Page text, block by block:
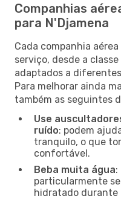
Companhias
para N'Djamena
Cada companhia
serviço, desde a
adaptados a
Para melhorar ainda
também as seguintes
Use
ruído: podem
tranquilo, o que
confortável.
Beba muita água:
particularmente
hidratado durante